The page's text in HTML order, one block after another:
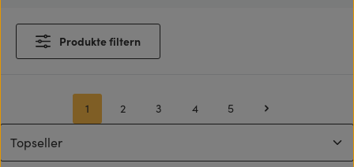
Produkte filtern
Seite
1 Seite
2 Seite
3 Seite
4 Seite
5